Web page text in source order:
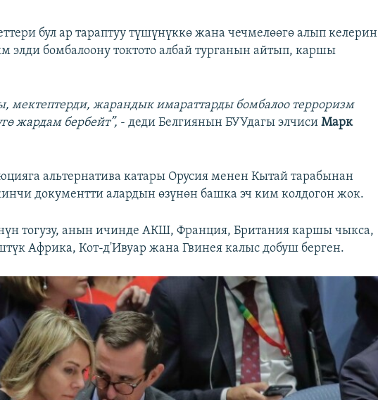
бул ар тараптуу түшүнүккө жана чечмелөөгө алып келерин
элди бомбалоону токтото албай турганын айтып, каршы
мектептерди, жарандык имараттарды бомбалоо терроризм
жардам бербейт”, - деди Белгиянын БУУдагы элчисиМарк
альтернатива катары Орусия менен Кытай тарабынан
документти алардын өзүнөн башка эч ким колдогон жок.
тогузу, анын ичинде АКШ, Франция, Британия каршы чыкса,
Африка, Кот-д'Ивуар жана Гвинея калыс добуш берген.